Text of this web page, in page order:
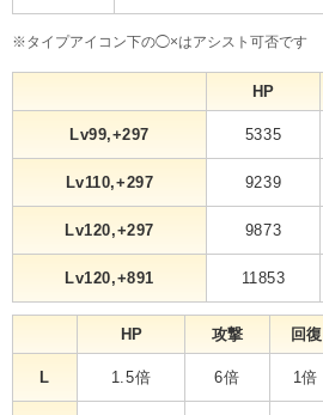
※タイプアイコン下の◯×はアシスト可否です
HP
Lv99,+297 5335
Lv110,+297 9239
Lv120,+297 9873
Lv120,+891 11853
HP 攻撃 回復
L 1.5倍 6倍 1倍